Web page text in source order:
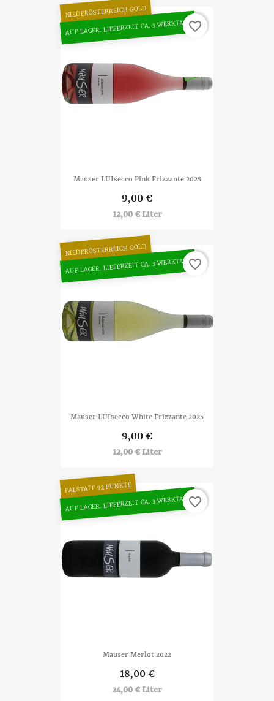
Mauser LUIsecco Pink Frizzante 2025
9,00 €
12,00 € Liter
NIEDERÖSTERREICH GOLD
AUF LAGER. LIEFERZEIT CA. 3 WERKTAGEfavorite_border
Mauser LUIsecco White Frizzante 2025
9,00 €
12,00 € Liter
NIEDERÖSTERREICH GOLD
AUF LAGER. LIEFERZEIT CA. 3 WERKTAGEfavorite_border
Mauser Merlot 2022
18,00 €
24,00 € Liter
FALSTAFF 92 PUNKTE
AUF LAGER. LIEFERZEIT CA. 3 WERKTAGEfavorite_border